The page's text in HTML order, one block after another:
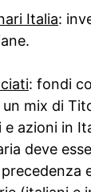
Italia:
: fondi
mix di
azioni in
deve